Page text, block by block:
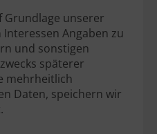
Grundlage unserer
Angaben zu
und sonstigen
späterer
mehrheitlich
Daten, speichern wir